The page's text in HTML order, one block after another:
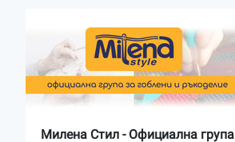
Милена Стил - Официална група